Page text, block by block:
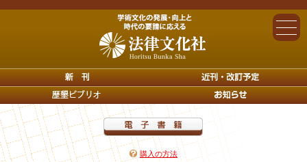
購入の方法